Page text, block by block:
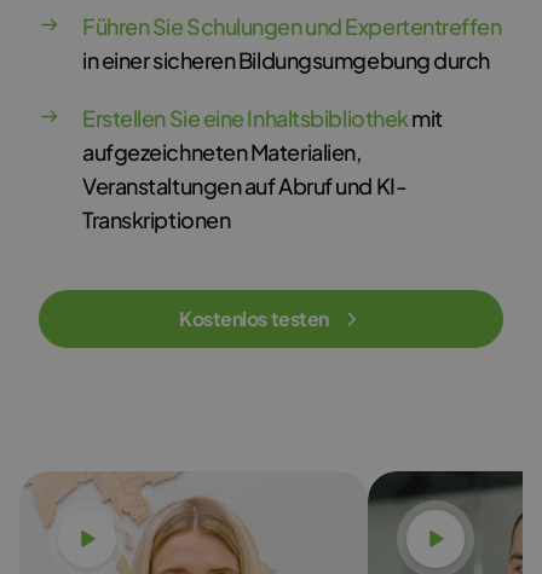
Führen Sie Schulungen und Expertentreffen
in einer sicheren Bildungsumgebung durch
Erstellen Sie eine Inhaltsbibliothekmit
aufgezeichneten Materialien,
Veranstaltungen auf Abruf und KI-
Transkriptionen
Kostenlos testen
Video ansehen Video